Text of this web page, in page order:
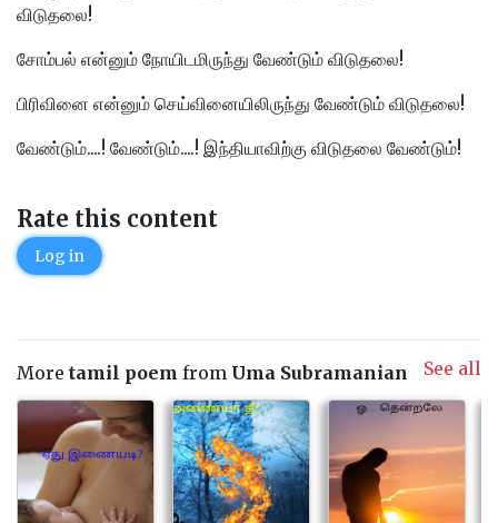
விடுதலை!
சோம்பல் என்னும் நோயிடமிருந்து வேண்டும் விடுதலை!
பிரிவினை என்னும் செய்வினையிலிருந்து வேண்டும் விடுதலை!
வேண்டும்....! வேண்டும்....! இந்தியாவிற்கு விடுதலை வேண்டும்!
Rate this content
Log in
More tamil poem from Uma Subramanian See all